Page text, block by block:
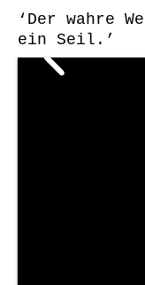
‘Der wahre
ein Seil.’